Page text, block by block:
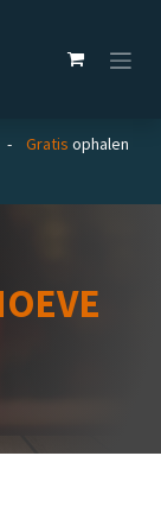
- Gratis ophalen